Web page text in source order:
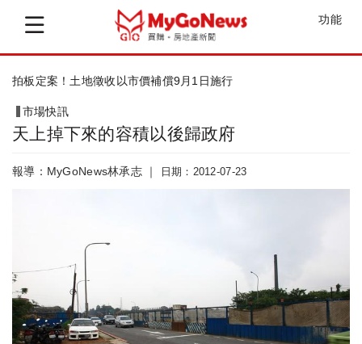
功能
實價登錄+市價徵地 胡志強：儘速因應、...
市場快訊
天上掉下來的容積以後歸政府
報導：MyGoNews林承志 ｜ 日期：2012-07-23